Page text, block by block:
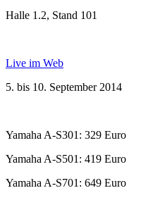
Halle 1.2, Stand 101
Live im Web
5. bis 10. September 2014
Yamaha A-S301: 329 Euro
Yamaha A-S501: 419 Euro
Yamaha A-S701: 649 Euro